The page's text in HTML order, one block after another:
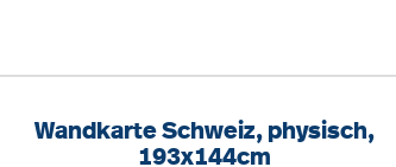
Wandkarte Schweiz, physisch,
193x144cm